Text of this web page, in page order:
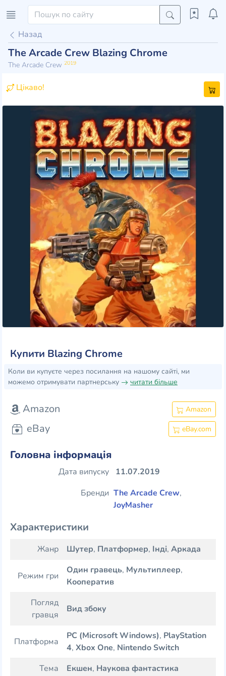
Назад
The Arcade Crew Blazing Chrome
The Arcade Crew 2019
Цікаво!
Купити Blazing Chrome
Коли ви купуєте через посилання на нашому сайті, ми
можемо отримувати партнерську
читати більше
Amazon Amazon
eBay eBay.com
Головна інформація
Дата випуску
11.07.2019
Бренди The Arcade Crew,
JoyMasher
Характеристики
Жанр Шутер, Платформер, Інді, Аркада
Режим гри
Один гравець, Мультиплеер,
Кооператив
Погляд
гравця
Вид збоку
Платформа
PC (Microsoft Windows), PlayStation
4, Xbox One, Nintendo Switch
Тема
Екшен, Наукова фантастика